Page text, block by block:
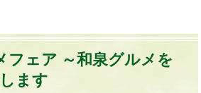
フェア ～和泉グルメを
ます